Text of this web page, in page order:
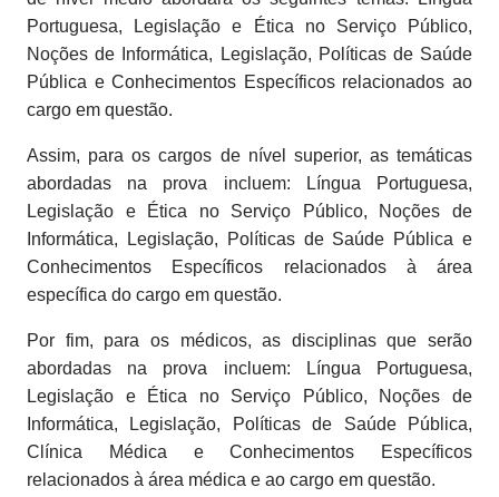
Portuguesa, Legislação e Ética no Serviço Público,
Noções de Informática, Legislação, Políticas de Saúde
Pública e Conhecimentos Específicos relacionados ao
cargo em questão.
Assim, para os cargos de nível superior, as temáticas
abordadas na prova incluem: Língua Portuguesa,
Legislação e Ética no Serviço Público, Noções de
Informática, Legislação, Políticas de Saúde Pública e
Conhecimentos Específicos relacionados à área
específica do cargo em questão.
Por fim, para os médicos, as disciplinas que serão
abordadas na prova incluem: Língua Portuguesa,
Legislação e Ética no Serviço Público, Noções de
Informática, Legislação, Políticas de Saúde Pública,
Clínica Médica e Conhecimentos Específicos
relacionados à área médica e ao cargo em questão.